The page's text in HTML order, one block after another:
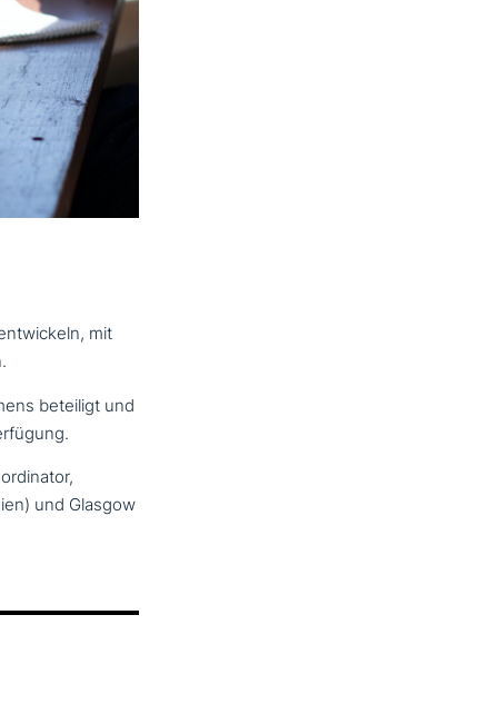
mit
beteiligt und
und Glasgow